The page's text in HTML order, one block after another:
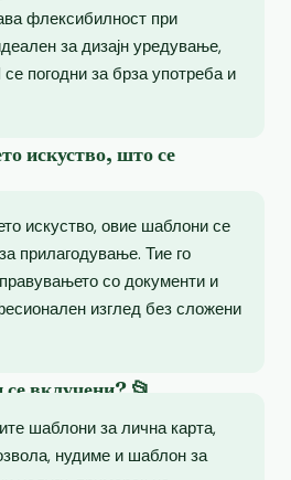
флексибилност при
за дизајн уредување,
погодни за брза употреба и
искуство, што се
искуство, овие шаблони се
прилагодување. Тие го
со документи и
изглед без сложени
вклучени? 📂
шаблони за лична карта,
нудиме и шаблон за